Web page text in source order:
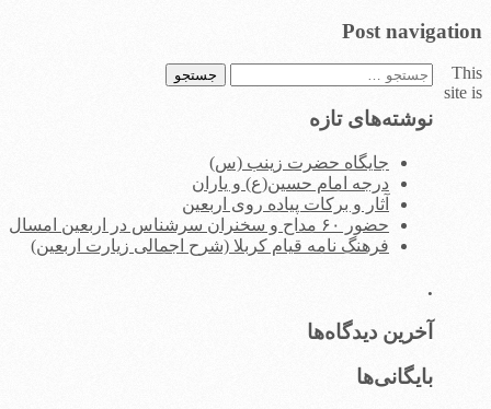
Post navigation
جستجو
نوشته‌های تازه
جایگاه حضرت زینب (س)
درجه امام حسین(ع) و یاران
آثار و برکات پیاده روی اربعین
حضور ۶۰ مداح و سخنران سرشناس در اربعین امسال
فرهنگ نامه قیام کربلا (شرح اجمالی زیارت اربعین)
.
آخرین دیدگاه‌ها
بایگانی‌ها
This
site is